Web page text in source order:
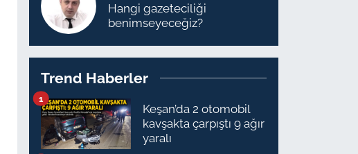
Hangi gazeteciliği
benimseyeceğiz?
Trend Haberler
Keşan’da 2 otomobil
kavşakta çarpıştı 9 ağır
yaralı
1